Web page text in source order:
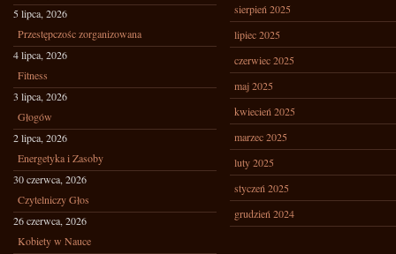
5 lipca, 2026
Przestępczośc zorganizowana
4 lipca, 2026
Fitness
3 lipca, 2026
Głogów
2 lipca, 2026
Energetyka i Zasoby
30 czerwca, 2026
Czytelniczy Głos
26 czerwca, 2026
Kobiety w Nauce
sierpień 2025
lipiec 2025
czerwiec 2025
maj 2025
kwiecień 2025
marzec 2025
luty 2025
styczeń 2025
grudzień 2024